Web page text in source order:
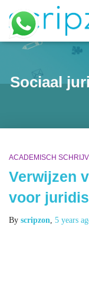
Sociaal
ACADEMISCH
Verwijzen
voor
By scripzon, 5 years